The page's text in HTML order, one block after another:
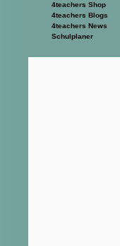
4teachers Shop
4teachers Blogs
4teachers News
Schulplaner